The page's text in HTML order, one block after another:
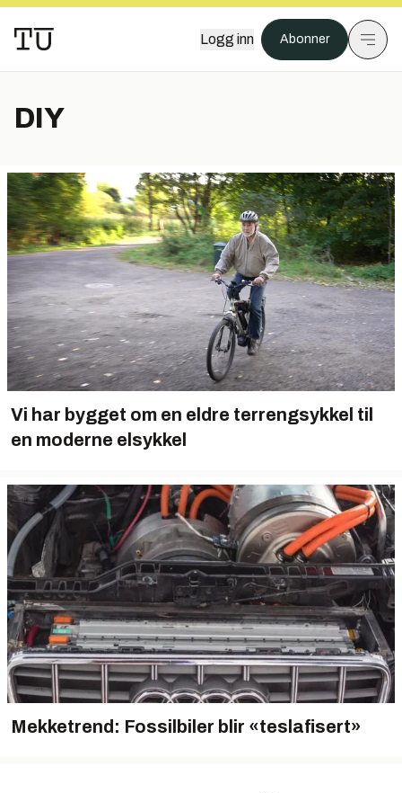
Logg inn Abonner
DIY
Vi har bygget om en eldre terrengsykkel til
en moderne elsykkel
Mekketrend: Fossilbiler blir «teslafisert»